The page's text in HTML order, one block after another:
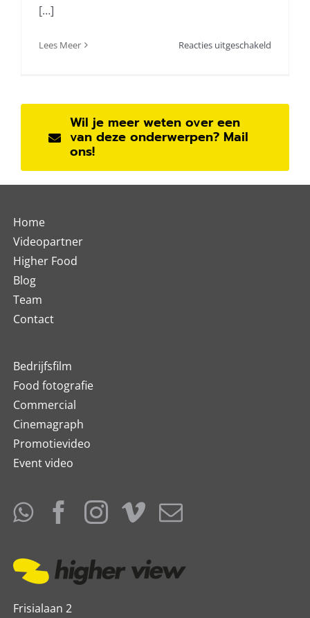
[…]
Lees Meer Reacties uitgeschakeld
Wil je meer weten over een
van deze onderwerpen? Mail
ons!
Home
Videopartner
Higher Food
Blog
Team
Contact
Bedrijfsfilm
Food fotografie
Commercial
Cinemagraph
Promotievideo
Event video
Frisialaan 2